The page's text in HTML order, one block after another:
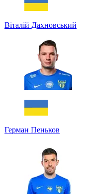
Віталій Дахновський
Герман Пеньков